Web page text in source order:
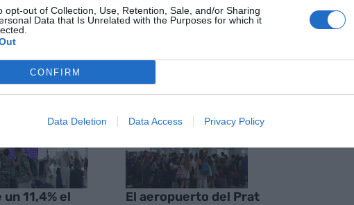
opt-out of Collection, Use, Retention, Sale, and/or Sharing
Data that Is Unrelated with the Purposes for which it
CONFIRM
Data Deletion Data Access Privacy Policy
un 11,4% el
El aeropuerto del Prat